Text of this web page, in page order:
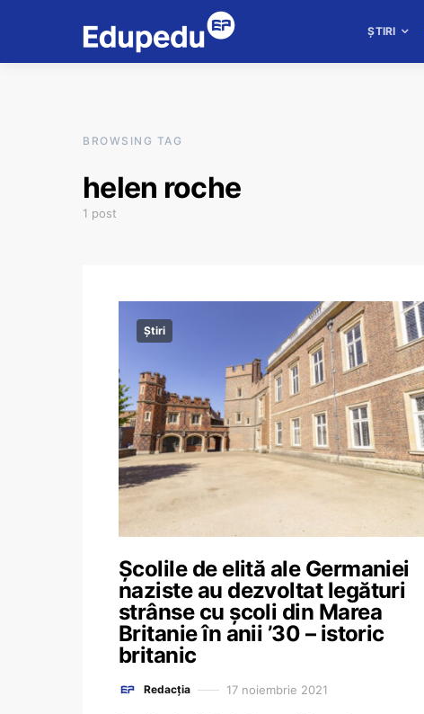
ȘTIRI
BROWSING TAG
helen roche
1 post
Știri
Şcolile de elită ale Germaniei
naziste au dezvoltat legături
strânse cu şcoli din Marea
Britanie în anii ’30 – istoric
britanic
Redacția 17 noiembrie 2021